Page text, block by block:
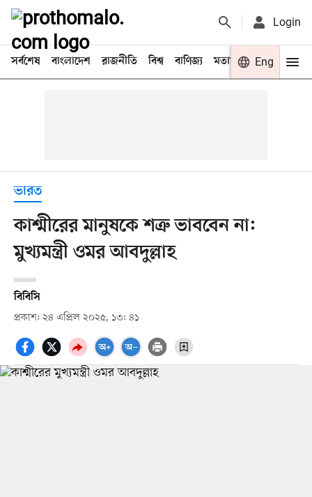
Login
সর্বশেষ বাংলাদেশ রাজনীতি বিশ্ব বাণিজ্য মতামত খেলা
Eng
ভারত
কাশ্মীরের মানুষকে শত্রু ভাববেন না:
মুখ্যমন্ত্রী ওমর আবদুল্লাহ
বিবিসি
প্রকাশ: ২৪ এপ্রিল ২০২৫, ১৩: ৪১